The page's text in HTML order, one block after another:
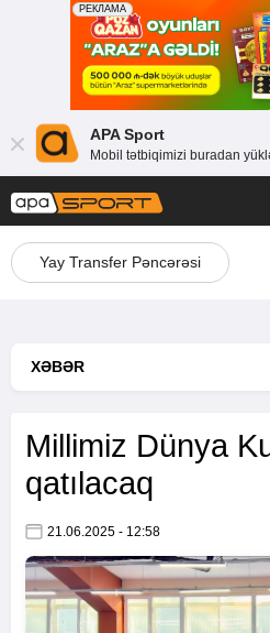
APA Sport
Mobil tətbiqimizi buradan
Yay Transfer Pəncərəsi
XƏBƏR
Millimiz Dünya
qatılacaq
21.06.2025 - 12:58